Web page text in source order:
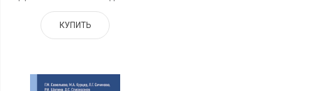
КУПИТЬ